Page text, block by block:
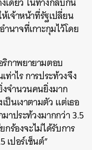
เจ้าหน้าที่รัฐเปลี่ยน
นาจที่เกาะกุมไว้โดย
ริกาพยายามตอบ
าไร การประท้วงจึง
จำนวนคนยิ่งมาก
ป็นเงาตามตัว แต่เธอ
าประท้วงมากกว่า 3.5
ร้องจะไม่ได้รับการ
เปอร์เซ็นต์”